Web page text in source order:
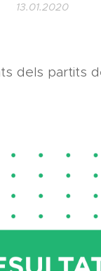
13.01.2020
dels partits